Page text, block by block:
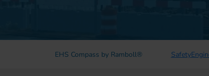
EHS Compass by Ramboll®